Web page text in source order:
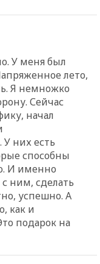
У меня был
лето,
Я немножко
Сейчас
начал
них есть
способны
И именно
ним, сделать
успешно. А
как и
подарок на